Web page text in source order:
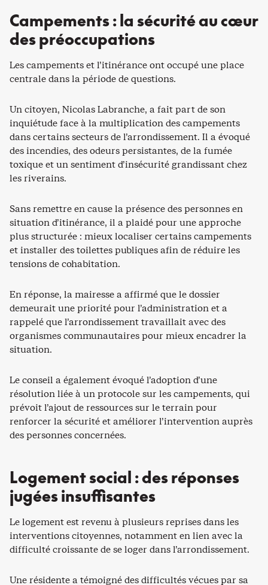
Campements : la sécurité au cœur
des préoccupations
Les campements et l’itinérance ont occupé une place
centrale dans la période de questions.
Un citoyen, Nicolas Labranche, a fait part de son
inquiétude face à la multiplication des campements
dans certains secteurs de l’arrondissement. Il a évoqué
des incendies, des odeurs persistantes, de la fumée
toxique et un sentiment d’insécurité grandissant chez
les riverains.
Sans remettre en cause la présence des personnes en
situation d’itinérance, il a plaidé pour une approche
plus structurée : mieux localiser certains campements
et installer des toilettes publiques afin de réduire les
tensions de cohabitation.
En réponse, la mairesse a affirmé que le dossier
demeurait une priorité pour l’administration et a
rappelé que l’arrondissement travaillait avec des
organismes communautaires pour mieux encadrer la
situation.
Le conseil a également évoqué l’adoption d’une
résolution liée à un protocole sur les campements, qui
prévoit l’ajout de ressources sur le terrain pour
renforcer la sécurité et améliorer l’intervention auprès
des personnes concernées.
Logement social : des réponses
jugées insuffisantes
Le logement est revenu à plusieurs reprises dans les
interventions citoyennes, notamment en lien avec la
difficulté croissante de se loger dans l’arrondissement.
Une résidente a témoigné des difficultés vécues par sa